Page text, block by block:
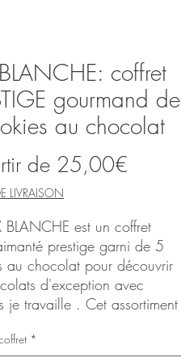
coffret
gourmand de
au chocolat
de 25,00€
LIVRAISON
BLANCHE est un coffret
prestige garni de 5
au chocolat pour découvrir
d'exception avec
je travaille . Cet assortiment
de 5 cookies moyens
*